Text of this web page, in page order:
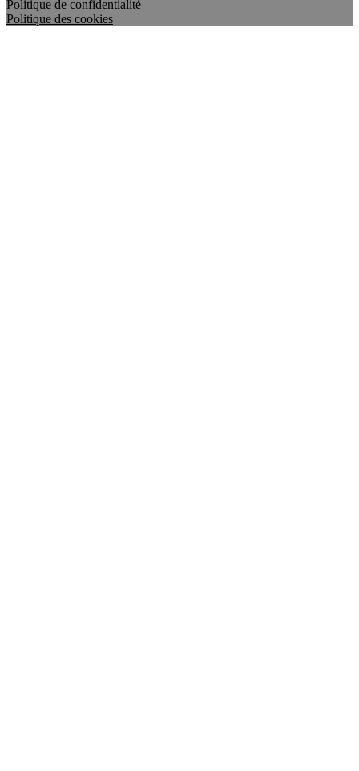
Politique de confidentialité
Politique des cookies